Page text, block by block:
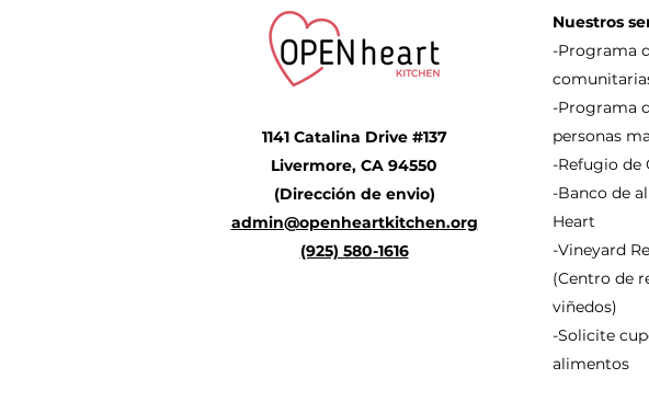
1141 Catalina Drive #137
Livermore, CA 94550
(Dirección de envio)
admin@openheartkitchen.org
(925) 580-1616
Nuestros
-Programa
-Programa
personas
-Refugio de
-Banco de
Heart
-Vineyard
(Centro de
viñedos)
-Solicite
alimentos